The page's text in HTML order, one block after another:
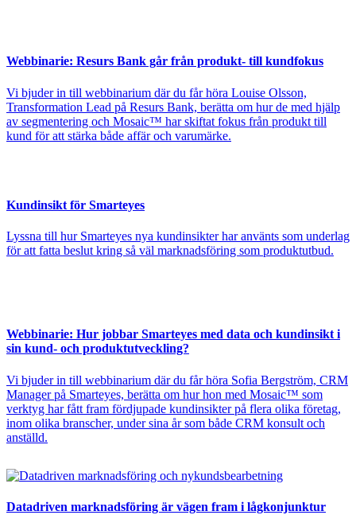
Webbinarie: Resurs Bank går från produkt- till kundfokus
Vi bjuder in till webbinarium där du får höra Louise Olsson,
Transformation Lead på Resurs Bank, berätta om hur de med hjälp
av segmentering och Mosaic™ har skiftat fokus från produkt till
kund för att stärka både affär och varumärke.
Kundinsikt för Smarteyes
Lyssna till hur Smarteyes nya kundinsikter har använts som underlag
för att fatta beslut kring så väl marknadsföring som produktutbud.
Webbinarie: Hur jobbar Smarteyes med data och kundinsikt i
sin kund- och produktutveckling?
Vi bjuder in till webbinarium där du får höra Sofia Bergström, CRM
Manager på Smarteyes, berätta om hur hon med Mosaic™ som
verktyg har fått fram fördjupade kundinsikter på flera olika företag,
inom olika branscher, under sina år som både CRM konsult och
anställd.
Datadriven marknadsföring är vägen fram i lågkonjunktur